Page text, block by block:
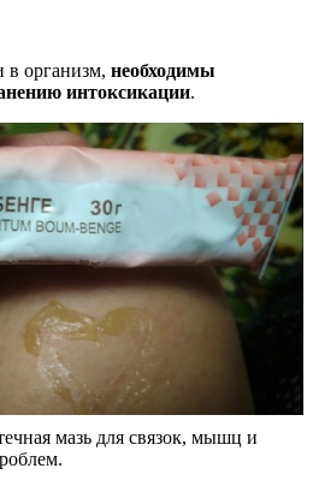
организм, необходимы
интоксикации.
мазь для связок, мышц и